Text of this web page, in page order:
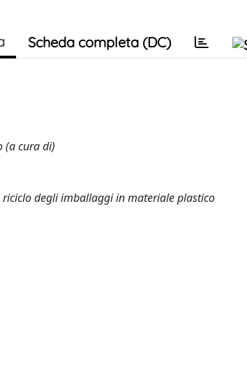
Scheda completa (DC)
(a cura di)
degli imballaggi in materiale plastico